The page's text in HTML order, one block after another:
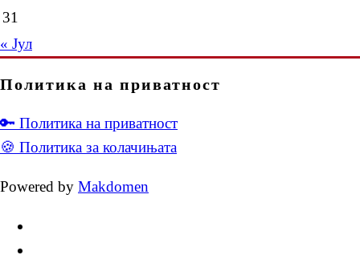
31
« Јул
Политика на приватност
🔑 Политика на приватност
🍪 Политика за колачињата
Powered by Makdomen